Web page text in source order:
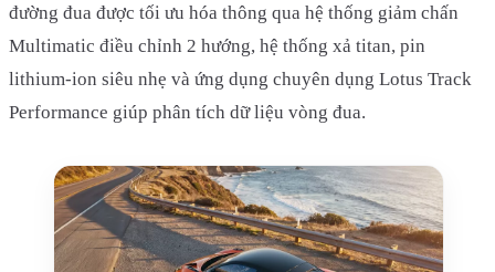
đường đua được tối ưu hóa thông qua hệ thống giảm chấn
Multimatic điều chỉnh 2 hướng, hệ thống xả titan, pin
lithium-ion siêu nhẹ và ứng dụng chuyên dụng Lotus Track
Performance giúp phân tích dữ liệu vòng đua.